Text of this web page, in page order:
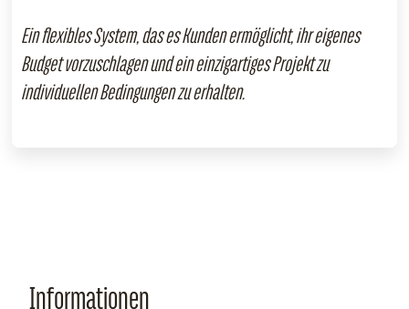
Ein flexibles System, das es Kunden ermöglicht, ihr eigenes
Budget vorzuschlagen und ein einzigartiges Projekt zu
individuellen Bedingungen zu erhalten.
Informationen